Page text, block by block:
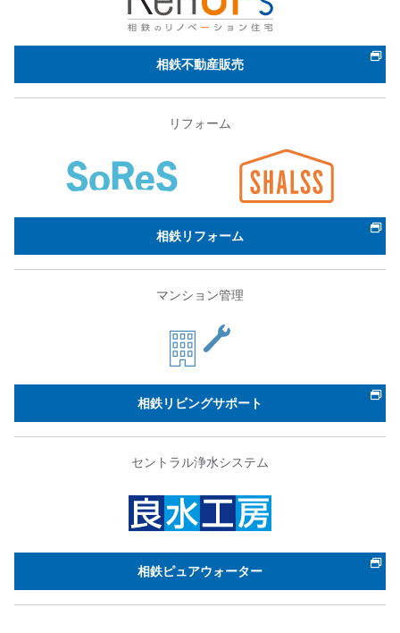
相鉄不動産販売
リフォーム
相鉄リフォーム
マンション管理
相鉄リビングサポート
セントラル浄水システム
相鉄ピュアウォーター